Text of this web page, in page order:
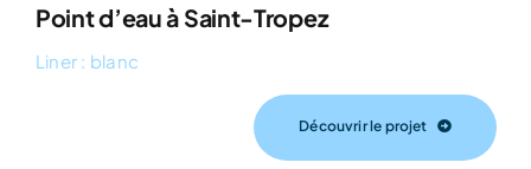
Point d’eau à Saint-Tropez
Liner : blanc
Découvrir le projet